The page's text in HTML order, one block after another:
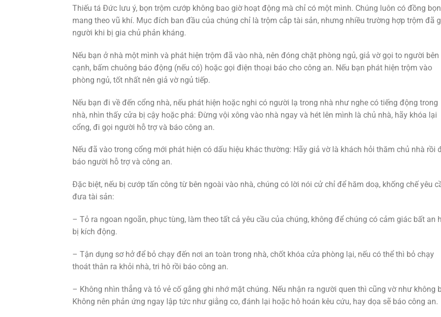
Thiếu tá Đức lưu ý, bọn trộm cướp không bao giờ hoạt động mà chỉ có một mình. Chúng luôn có đồng
mang theo vũ khí. Mục đích ban đầu của chúng chỉ là trộm cắp tài sản, nhưng nhiều trường hợp trộm đã
người khi bị gia chủ phản kháng.
Nếu bạn ở nhà một mình và phát hiện trộm đã vào nhà, nên đóng chặt phòng ngủ, giả vờ gọi to người bên
cạnh, bấm chuông báo động (nếu có) hoặc gọi điện thoại báo cho công an. Nếu bạn phát hiện trộm vào
phòng ngủ, tốt nhất nên giả vờ ngủ tiếp.
Nếu bạn đi về đến cổng nhà, nếu phát hiện hoặc nghi có người lạ trong nhà như nghe có tiếng động trong
nhà, nhìn thấy cửa bị cậy hoặc phá: Đừng vội xông vào nhà ngay và hét lên mình là chủ nhà, hãy khóa lại
cổng, đi gọi người hỗ trợ và báo công an.
Nếu đã vào trong cổng mới phát hiện có dấu hiệu khác thường: Hãy giả vờ là khách hỏi thăm chủ nhà rồi
báo người hỗ trợ và công an.
Đặc biệt, nếu bị cướp tấn công từ bên ngoài vào nhà, chúng có lời nói cử chỉ để hăm doạ, khống chế yêu
đưa tài sản:
– Tỏ ra ngoan ngoãn, phục tùng, làm theo tất cả yêu cầu của chúng, không để chúng có cảm giác bất an
bị kích động.
– Tận dụng sơ hở để bỏ chạy đến nơi an toàn trong nhà, chốt khóa cửa phòng lại, nếu có thể thì bỏ chạy
thoát thân ra khỏi nhà, tri hô rồi báo công an.
– Không nhìn thẳng và tỏ vẻ cố gắng ghi nhớ mặt chúng. Nếu nhận ra người quen thì cũng vờ như không
Không nên phản ứng ngay lập tức như giằng co, đánh lại hoặc hô hoán kêu cứu, hay dọa sẽ báo công an.